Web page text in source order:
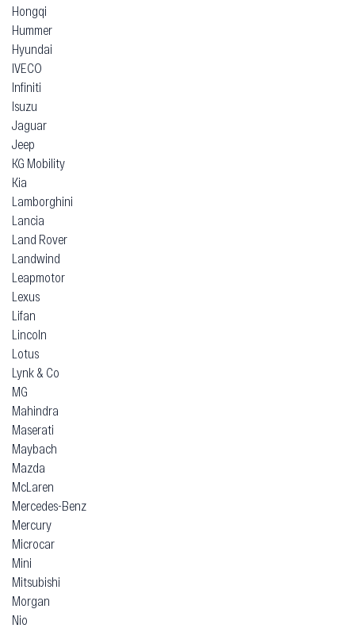
Hongqi
Hummer
Hyundai
IVECO
Infiniti
Isuzu
Jaguar
Jeep
KG Mobility
Kia
Lamborghini
Lancia
Land Rover
Landwind
Leapmotor
Lexus
Lifan
Lincoln
Lotus
Lynk & Co
MG
Mahindra
Maserati
Maybach
Mazda
McLaren
Mercedes-Benz
Mercury
Microcar
Mini
Mitsubishi
Morgan
Nio